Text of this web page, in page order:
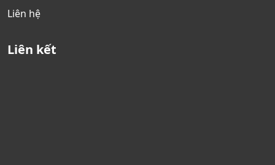
Liên hệ
Liên kết